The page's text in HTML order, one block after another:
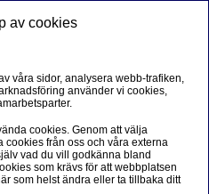
liittyvälle
av cookies
våra sidor, analysera webb-trafiken,
använder vi cookies,
cookies. Genom att välja
cookies från oss och våra externa
vad du vill godkänna bland
som krävs för att webbplatsen
som helst ändra eller ta tillbaka ditt